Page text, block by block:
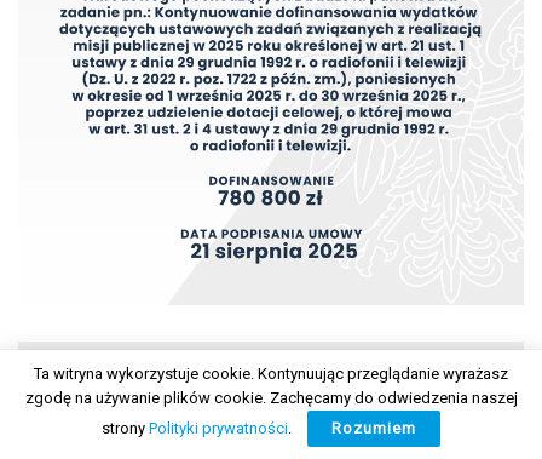
Ta witryna wykorzystuje cookie. Kontynuując przeglądanie wyrażasz
zgodę na używanie plików cookie. Zachęcamy do odwiedzenia naszej
strony Polityki prywatności. Rozumiem